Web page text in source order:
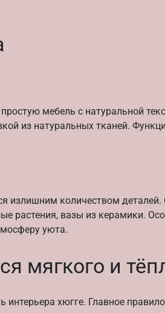
мебель с натуральной
из натуральных тканей.
излишним количеством
растения, вазы из керамики.
уюта.
мягкого и
хюгге. Главное